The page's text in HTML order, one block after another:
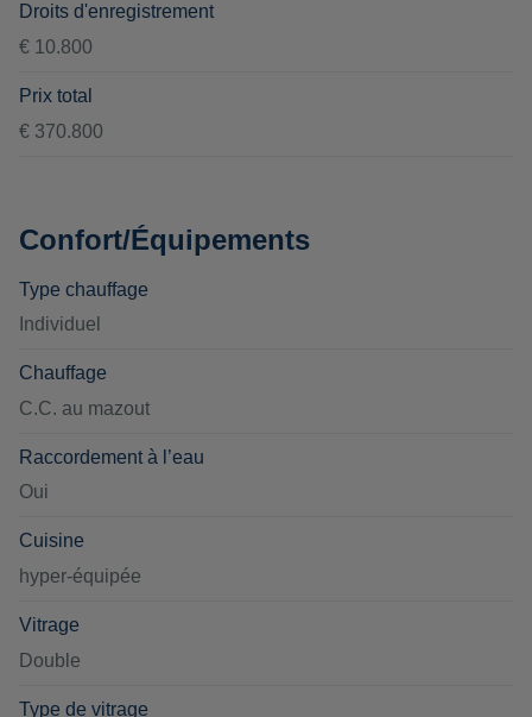
Droits d'enregistrement
€ 10.800
Prix total
€ 370.800
Confort/Équipements
Type chauffage
Individuel
Chauffage
C.C. au mazout
Raccordement à l’eau
Oui
Cuisine
hyper-équipée
Vitrage
Double
Type de vitrage